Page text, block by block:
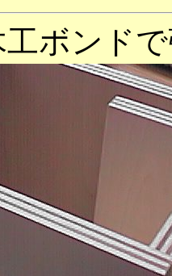
工ボンド